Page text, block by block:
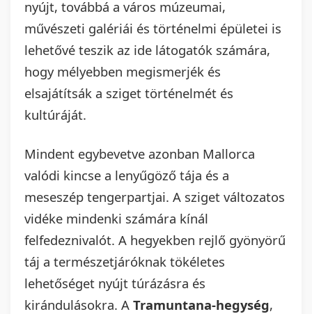
nyújt, továbbá a város múzeumai,
művészeti galériái és történelmi épületei is
lehetővé teszik az ide látogatók számára,
hogy mélyebben megismerjék és
elsajátítsák a sziget történelmét és
kultúráját.
Mindent egybevetve azonban Mallorca
valódi kincse a lenyűgöző tája és a
meseszép tengerpartjai. A sziget változatos
vidéke mindenki számára kínál
felfedeznivalót. A hegyekben rejlő gyönyörű
táj a természetjáróknak tökéletes
lehetőséget nyújt túrázásra és
kirándulásokra. A Tramuntana-hegység,